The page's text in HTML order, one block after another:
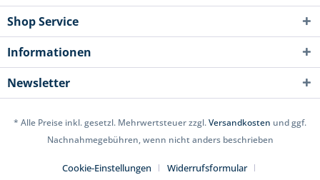
Shop Service
Informationen
Newsletter
* Alle Preise inkl. gesetzl. Mehrwertsteuer zzgl.Versandkosten und ggf.
Nachnahmegebühren, wenn nicht anders beschrieben
Cookie-Einstellungen Widerrufsformular